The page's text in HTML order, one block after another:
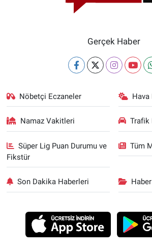
Gerçek Haber
Nöbetçi Eczaneler Hava
Namaz Vakitleri Trafik
Süper Lig Puan Durumu ve
Fikstür
Tüm
Son Dakika Haberleri